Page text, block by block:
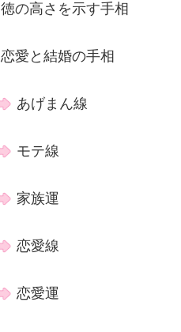
徳の高さを示す手相
恋愛と結婚の手相
あげまん線
モテ線
家族運
恋愛線
恋愛運